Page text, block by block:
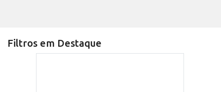
Filtros em Destaque